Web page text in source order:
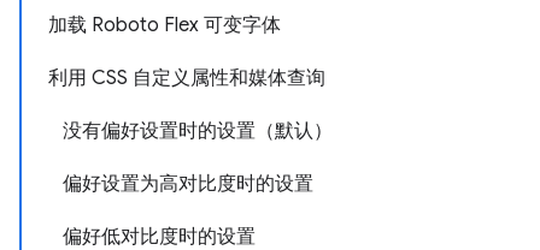
加载 Roboto Flex 可变字体
利用 CSS 自定义属性和媒体查询
没有偏好设置时的设置（默认）
偏好设置为高对比度时的设置
偏好低对比度时的设置